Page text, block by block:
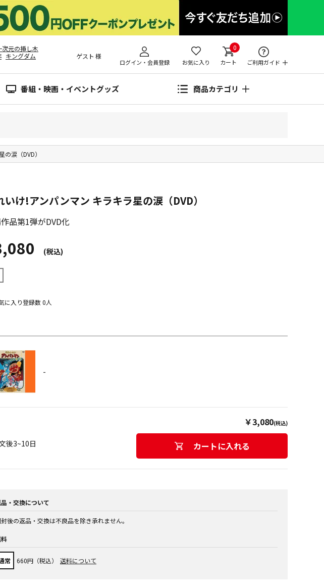
次元の挿し木
キングダム
ゲスト 様
ログイン・会員登録 お気に入り
0
カート ご利用ガイド
番組・映画・イベントグッズ 商品カテゴリ
涙（DVD）
いけ!アンパンマン キラキラ星の涙（DVD）
品第1弾がDVD化
(税込)
に入り登録数0人
-
￥3,080(税込)
後3~10日 カートに入れる
・交換について
後の返品・交換は不良品を除き承れません。
常 660円（税込） 送料について